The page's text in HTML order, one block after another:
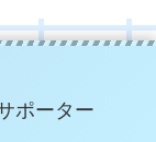
ポーター